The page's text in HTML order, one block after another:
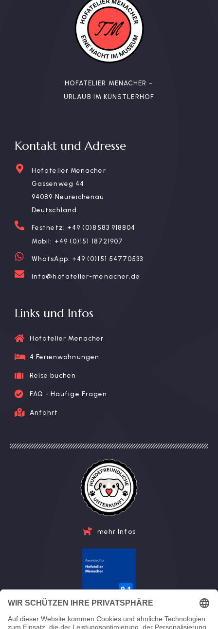
HOFATELIER MENACHER –
URLAUB IM KÜNSTLERHOF
Kontakt und Adresse
Hofatelier Menacher
Gassenweg 44
94089 Neureichenau
Deutschland
Festnetz: +49 (0)8583 918804
Mobil: +49 (0)151 18721907
WhatsApp: +49 (0)151 54770533
info@hofatelier-menacher.de
Links und Infos
Hofatelier Menacher
4 Ferienwohnungen
Reise buchen
FAQ - Häufige Fragen
Anfahrt
mehr Infos
alle Bewertungen